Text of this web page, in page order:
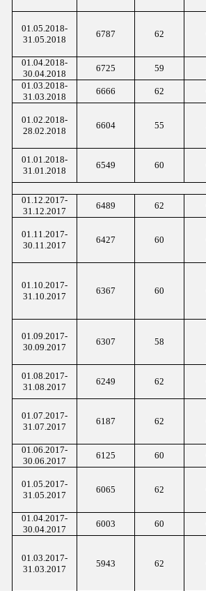
01. 05 .2018-
31 .05 .2018
6787 62
01.04 .2018-
30 .04 .2018
6725 59
01.03.2018-
31.03.2018
6666 62
01.02 .2018-
28 .02 .2018
6604 55
01. 01 .201 8-
31 01 .201 8
6549 60
01.1 2 .2017-
31 .1 2 .2017
6489 62
01.1 1 .2017-
30 .1 1 .2017
6427 60
01. 10 .2017-
31 10 .2017
6367 60
01.09 .2017-
30 .09 .2017
6307 58
01.08.2017-
31.08.2017
6249 62
01.07.2017-
31.07.2017
6187 62
01.06.2017-
30.06.2017
6125 60
01.05 .2017-
31.05 .2017
6065 62
01.04.2017-
30.04.2017
6003 60
01.03.2017-
31.03.2017
5943 62